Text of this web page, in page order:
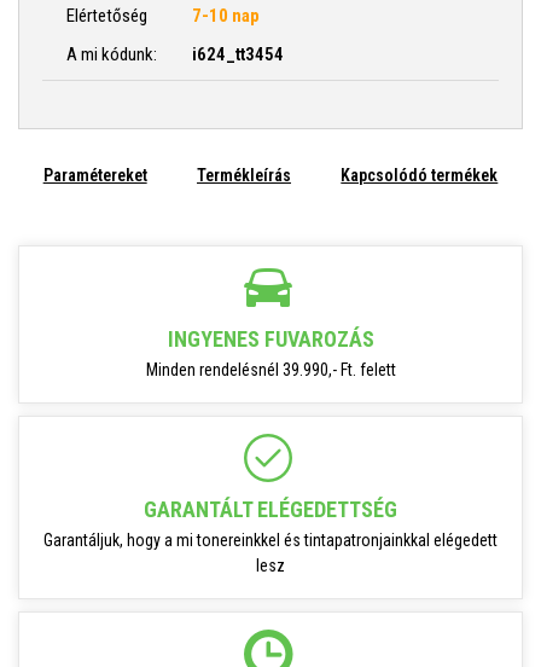
Elértetőség
7-10 nap
A mi kódunk:
i624_tt3454
Paramétereket Termékleírás Kapcsolódó termékek
INGYENES FUVAROZÁS
Minden rendelésnél 39.990,- Ft. felett
GARANTÁLT ELÉGEDETTSÉG
Garantáljuk, hogy a mi tonereinkkel és tintapatronjainkkal elégedett
lesz